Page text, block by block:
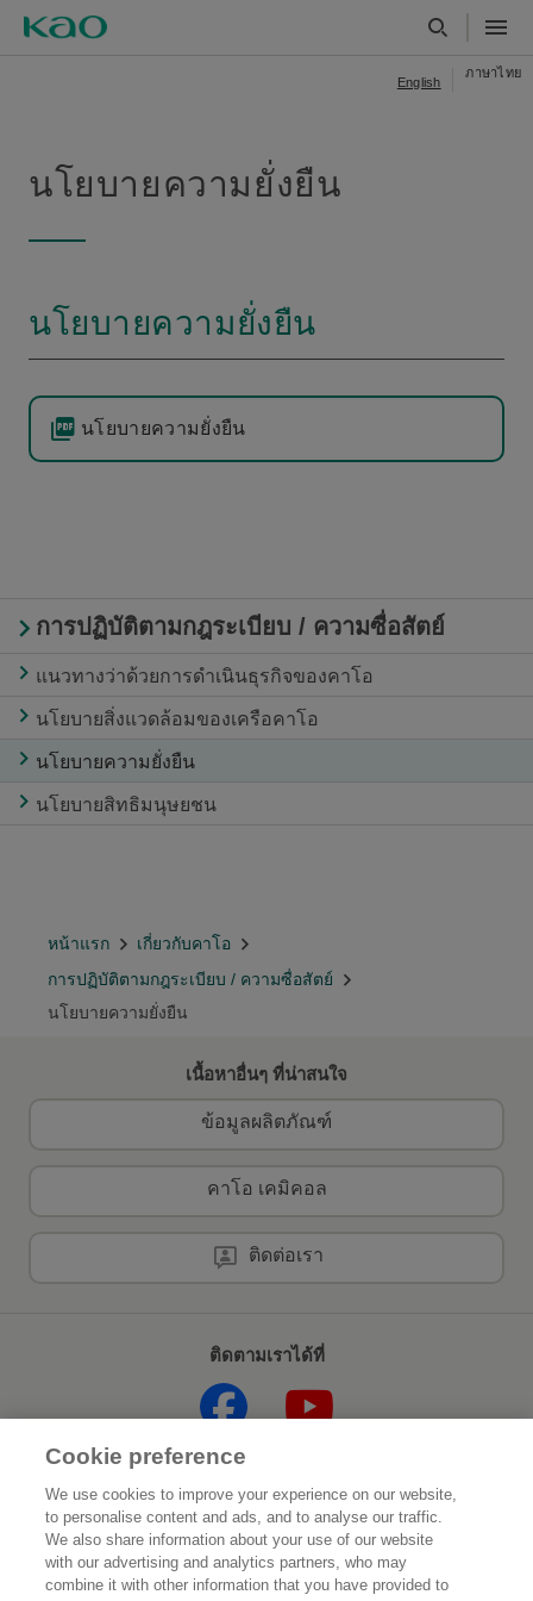
English
ภาษาไทย
นโยบายความยั่งยืน
นโยบายความยั่งยืน
นโยบายความยั่งยืน
การปฏิบัติตามกฎระเบียบ / ความซื่อสัตย์
แนวทางว่าด้วยการดำเนินธุรกิจของคาโอ
นโยบายสิ่งแวดล้อมของเครือคาโอ
นโยบายความยั่งยืน
นโยบายสิทธิมนุษยชน
หน้าแรก
เกี่ยวกับคาโอ
การปฏิบัติตามกฎระเบียบ / ความซื่อสัตย์
นโยบายความยั่งยืน
เนื้อหาอื่นๆ ที่น่าสนใจ
ข้อมูลผลิตภัณฑ์
คาโอ เคมิคอล
ติดต่อเรา
ติดตามเราได้ที่
หน้าแรก เกี่ยวกับคาโอ
ความยั่งยืน นวัตกรรม
แบรนด์ของเรา ข่าวประชาสัมพันธ์
Cookie preference
We use cookies to improve your experience on our website,
to personalise content and ads, and to analyse our traffic.
We also share information about your use of our website
with our advertising and analytics partners, who may
combine it with other information that you have provided to